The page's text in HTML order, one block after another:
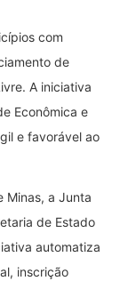
com
de
A iniciativa
Econômica e
e favorável ao
Minas, a Junta
de Estado
automatiza
inscrição